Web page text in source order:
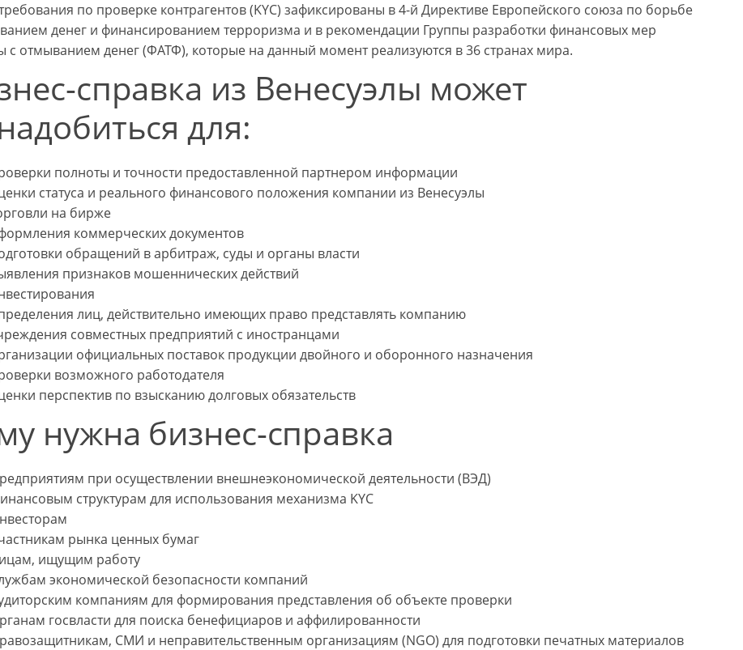
по проверке контрагентов (KYC) зафиксированы в 4-й Директиве Европейского союза по борьбе
денег и финансированием терроризма и в рекомендации Группы разработки финансовых мер
с отмыванием денег (ФАТФ), которые на данный момент реализуются в 36 странах мира.
справка из Венесуэлы может
для:
полноты и точности предоставленной партнером информации
статуса и реального финансового положения компании из Венесуэлы
на бирже
коммерческих документов
обращений в арбитраж, суды и органы власти
признаков мошеннических действий
лиц, действительно имеющих право представлять компанию
совместных предприятий с иностранцами
официальных поставок продукции двойного и оборонного назначения
возможного работодателя
перспектив по взысканию долговых обязательств
нужна бизнес-справка
при осуществлении внешнеэкономической деятельности (ВЭД)
структурам для использования механизма KYC
рынка ценных бумаг
ищущим работу
экономической безопасности компаний
компаниям для формирования представления об объекте проверки
госвласти для поиска бенефициаров и аффилированности
СМИ и неправительственным организациям (NGO) для подготовки печатных материалов